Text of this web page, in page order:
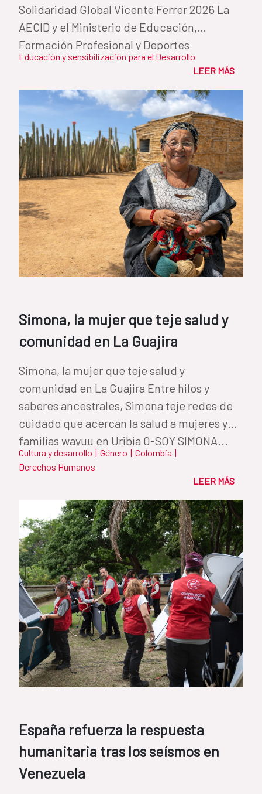
Solidaridad Global Vicente Ferrer 2026 La
AECID y el Ministerio de Educación,
Formación Profesional y Deportes
reconocen...
Educación y sensibilización para el Desarrollo
LEER MÁS
Simona, la mujer que teje salud y
comunidad en La Guajira
Simona, la mujer que teje salud y
comunidad en La Guajira Entre hilos y
saberes ancestrales, Simona teje redes de
cuidado que acercan la salud a mujeres y
familias wayuu en Uribia 0-SOY SIMONA...
Cultura y desarrollo | Género | Colombia |
Derechos Humanos
LEER MÁS
España refuerza la respuesta
humanitaria tras los seísmos en
Venezuela